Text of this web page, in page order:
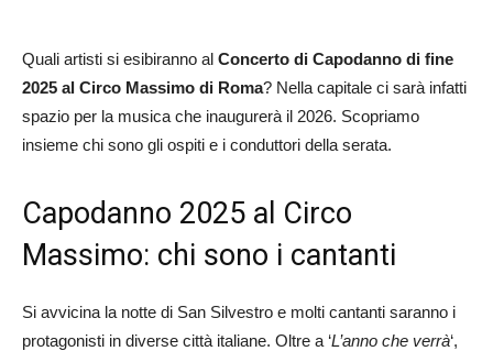
Quali artisti si esibiranno al Concerto di Capodanno di fine
2025 al Circo Massimo di Roma? Nella capitale ci sarà infatti
spazio per la musica che inaugurerà il 2026. Scopriamo
insieme chi sono gli ospiti e i conduttori della serata.
Capodanno 2025 al Circo
Massimo: chi sono i cantanti
Si avvicina la notte di San Silvestro e molti cantanti saranno i
protagonisti in diverse città italiane. Oltre a ‘L’anno che verrà‘,